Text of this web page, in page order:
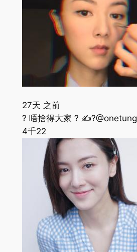
27天 之前
? 唔捨得大家 ? ✍?@onetung
4千22